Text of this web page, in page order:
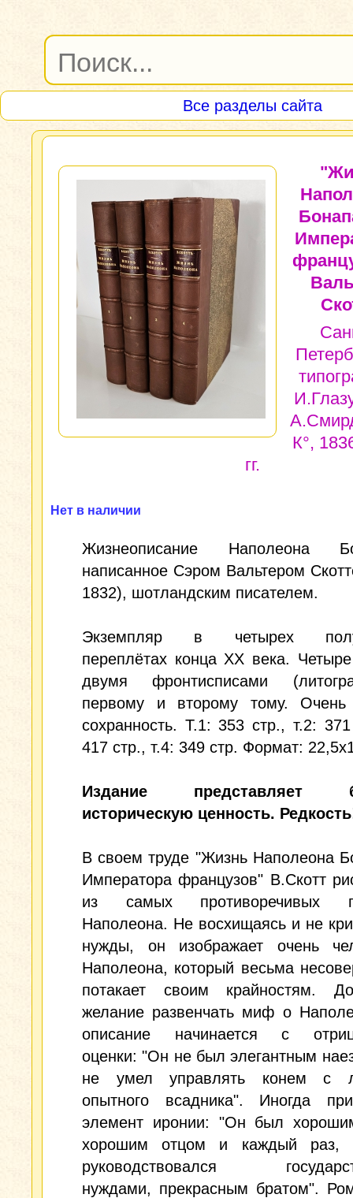
Все разделы сайта
К°,
гг.
Нет в наличии
Жизнеописание Наполеона
написанное Сэром Вальтером
1832), шотландским писателем.
Экземпляр в четырех
переплётах конца XX века.
двумя фронтисписами
первому и второму тому. Очень
сохранность. Т.1: 353 стр., т.2:
417 стр., т.4: 349 стр. Формат:
Издание представляет
историческую ценность.
В своем труде "Жизнь Наполеона
Императора французов" В.Скотт
из самых противоречивых
Наполеона. Не восхищаясь и не
нужды, он изображает очень
Наполеона, который весьма
потакает своим крайностям.
желание развенчать миф о
описание начинается с
оценки: "Он не был элегантным
не умел управлять конем с
опытного всадника". Иногда
элемент иронии: "Он был
хорошим отцом и каждый раз,
руководствовался
нуждами, прекрасным братом".